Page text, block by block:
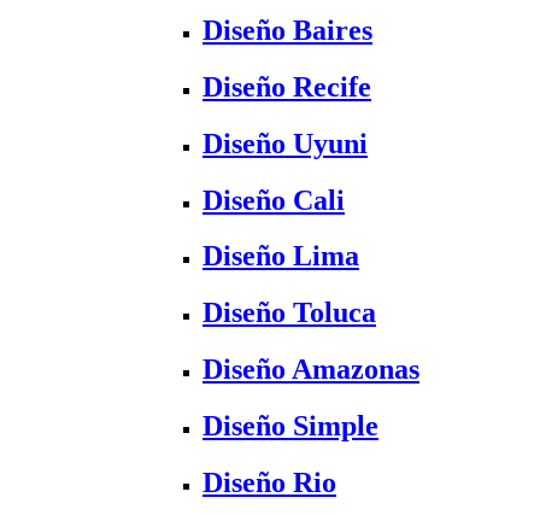
Diseño Baires
Diseño Recife
Diseño Uyuni
Diseño Cali
Diseño Lima
Diseño Toluca
Diseño Amazonas
Diseño Simple
Diseño Rio